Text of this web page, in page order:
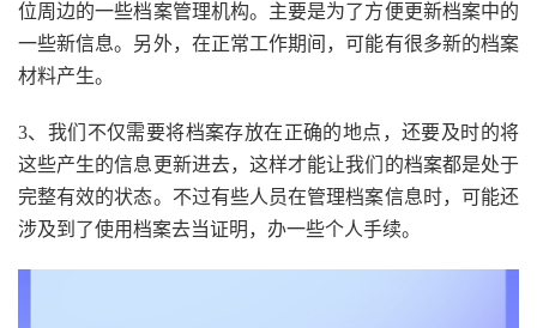
位周边的一些档案管理机构。主要是为了方便更新档案中的
一些新信息。另外，在正常工作期间，可能有很多新的档案
材料产生。
3、我们不仅需要将档案存放在正确的地点，还要及时的将
这些产生的信息更新进去，这样才能让我们的档案都是处于
完整有效的状态。不过有些人员在管理档案信息时，可能还
涉及到了使用档案去当证明，办一些个人手续。